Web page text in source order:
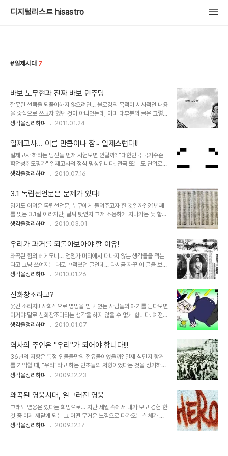
디지털리스트 hisastro
일제시대 7
바보 노무현과 진짜 바보 민주당
잘못된 선택을 되풀이하지 않으려면... 블로깅의 목적이 시사적인 내용
을 중심으로 쓰고자 했던 것이 아니었는데, 이미 대부분의 글은 그렇게
시사와 정치를 주로 하는 블로그가 되어 버렸습니다. 하지만, 얼마 전
혔듯이 현재는 그 무엇보다도 우리들의 인간 본위의 인간성을 되찾는
것이 가장 중요한 일이 아닌가라는 생각을 다시금 해봅니다. 같잖은 보
잘것없는 자의 쓸데없고 부질없는 일일지는 몰라도... ※ 본 글은
2009년 9월 처음 작성하였고, 지난 2010년 6.2 지방선거 결과를
생각하다가 일부 내용을 추가하여 재발행하였으며, 스스로에 대한 생
리고 공감하실 그 어느 분과의 소..
생각을정리하며 2011.01.24
일제고사... 이름 만큼이나 참~ 일제스럽다!!
일제고사 하라는 당신들 먼저 시험보면 안될까? "대한민국 국가수준
학업성취도평가" 일제고사의 정식 명칭입니다. 전국 또는 도 단위로
같은 학년이 같은 시간에 같은 문제로 각 학교에서 치르는 시험이라는
그런데, 어째 그 이름부터가 심상치 않다 생각했는데... 시험이 시행된
지 3년이 되어가도록 잡음이 끊이질 않습니다. 그 내막을 살펴보면 간
단히 강행하고자 하는 쪽과 이를 반대하는 쪽의 충돌인데, 달리 보면
힘있는 자들의 막무가내와 다를 바 없는 폭거라는 생각이 들 정도 입니
다. 도대체 누굴 위한 시험이고 무엇을 목적으로 하는지 알 수가 없습
한 이치인데... 이건 뭐... ..
생각을정리하며 2010.07.16
3.1 독립선언문은 문제가 있다!
읽기도 어려운 독립선언문, 누구에게 들려주고자 한 것일까? 91년째
를 맞는 3.1절 이라지만, 날씨 탓인지 그저 조용하게 지나가는 듯 합니
다. 어찌 생각해 보면... 지난 세월의 그동안도 별 생각없이 그저 하루
나, 3.1독립운동은 그 무엇보다도 우리가 기억해야 할 역사입니다. 침
략자를 향한 민의로 발의된 자발적 항거로써 그 자체만으로 숭고함을
남긴 기념비적인 날이니까요. 분명 대한민국 사람이라면 그 어느 날 보
다도 뚜렷이 기억해야 할 기념일이라고 생각합니다. 삼일절... 3.1독립
운동 하면 떠오르는 기억들은 대부분 학교에서 배운 것들인데... 가장
유관순 누나 정도가..
생각을정리하며 2010.03.01
우리가 과거를 되돌아보아야 할 이유!
왜곡된 힘의 헤게모니... 언젠가 머리에서 떠나지 않는 생각들을 적는
다고 그냥 쓰여지는 대로 끄적였던 글인데... 다시금 자꾸 이 글을 보게
됩니다. 스스로라도 요즘 같은 시국에 돌이켜야 할 것들이 아닌가 하는
떤 사람이고 본디 나쁜 이는 없으리라 생각합니다.결국, 어디에선가 보
고, 듣고, 배우게 됨에 따라 허울의 욕망에 의해 그렇게 된 것일 겁니
다.문제는 그 잘못된 헤게모니라고 생각합니다. 하지만 그 그릇된 헤게
모니가참으로 많은 사람들을 힘들고 어렵게 하고 있습니다. 이 땅의 암
울했던 근대사에 대하여 어줍잖은 지식으로 즉흥적으로 떠오르는 것
은 세상을 위한 마음가..
생각을정리하며 2010.01.26
신화창조라고?
웃긴 소리지!! 사회적으로 명망을 받고 있는 사람들의 얘기를 듣다보면
이거야 말로 신화창조다라는 생각을 하지 않을 수 없게 합니다. 예전
여러 방송사에서 다큐멘터리 형식으로 성공을 다룬 프로그램들이 한
특정한 한 사람의 몫이었고, 그건 말그대로 신화였습니다. 그리고 이를
본 많은 사람들은 성공을 일궈낸 사람에 대해 방송이 보여준 만큼 생각
하게 했습니다. 물론 저도 그랬습니다. ▲ 강대국 미국이 과연 미국 스
스로의 힘만으로 세상의 앞에 설 수 있었을까요? 그런데, 시간이 지나
서 알게된 그 성공이란, 성공이라고 하기엔 무색한 경우가 적지 않았습
미리 터춰 버린... 그러한 왜..
생각을정리하며 2010.01.07
역사의 주인은 "우리"가 되어야 합니다!!!
36년의 저항은 특정 인물들만의 전유물이었을까? 일제 식민지 항거
를 기억할 때, "우리"라고 하는 민초들의 저항이었다는 것을 상기하기
란 쉽지가 않습니다. ▲ 1919년 3월 1일을 기하여 일어난 거족적인
국민족문화대백과 / 네이트(일부 편집 수정) 문득 그 이유가 무엇이었
을까를 생각해 보았는데, 그것은 그 저항에 대한 역사적 기술에 있어
위정자들의 숨은 의도가 있었기 때문이 아닐까라는 답이 도출되었습
니다. 우리는 프랑스 혁명을 기억하는데 있어 특정한 누구를 떠올리지
않습니다. -물론 그들이 추앙하는 인물은 있을 지언정- 하지만 정작
생각을정리하며 2009.12.23
왜곡된 영웅시대, 일그러진 영웅
그래도 영웅은 있다는 희망으로... 지난 세월 속에서 내가 보고 경험 한
것 중 이제 깨닫게 되는 그 어떤 무거운 느낌으로 다가오는 실체가 있
습니다. 그것은 특정한 누군가의 자취로 인하여 세상을 구한다는 등의
생각을정리하며 2009.12.17